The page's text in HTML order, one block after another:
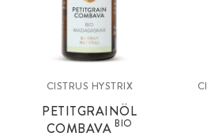
CISTRUS HYSTRIX
PETITGRAINÖL
COMBAVABIO